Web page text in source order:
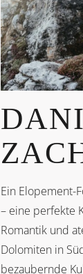
Ein Elopement-
– eine perfekte
Romantik und
Dolomiten in
bezaubernde